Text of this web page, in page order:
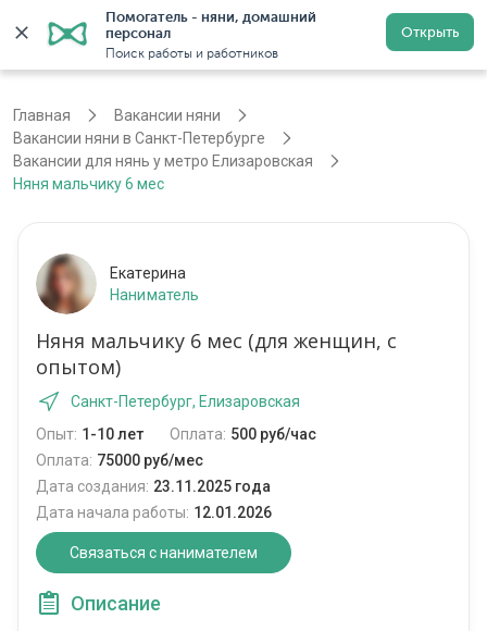
Помогатель - няни, домашний
персонал
Поиск работы и работников
Открыть
Санкт-Петербург Регистрация
Главная
Вакансии няни
Вакансии няни в Санкт-Петербурге
Вакансии для нянь у метро Елизаровская
Няня мальчику 6 мес
Екатерина
Наниматель
Няня мальчику 6 мес (для женщин, с
опытом)
Санкт-Петербург, Елизаровская
Опыт: 1-10 лет Оплата: 500 руб/час
Оплата: 75000 руб/мес
Дата создания: 23.11.2025 года
Дата начала работы: 12.01.2026
Связаться с нанимателем
Описание